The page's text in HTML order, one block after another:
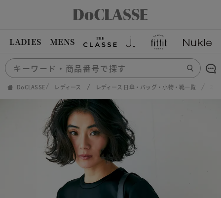
LADIES MENS
DoCLASSE レディース レディース 日傘・バッグ・小物・靴一覧